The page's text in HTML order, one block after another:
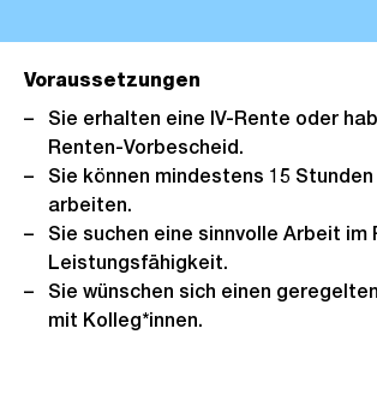
Voraussetzungen
Sie erhalten eine IV-Rente oder
Renten-Vorbescheid.
Sie können mindestens 15
arbeiten.
Sie suchen eine sinnvolle Arbeit im
Leistungsfähigkeit.
Sie wünschen sich einen
mit Kolleg*innen.